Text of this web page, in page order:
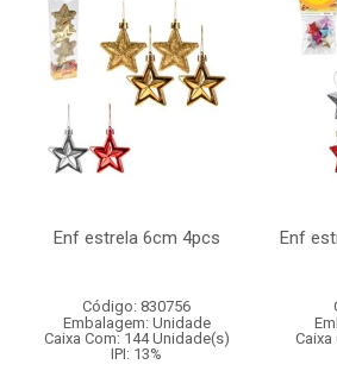
Enf estrela 6cm 4pcs
Código: 830756
Embalagem: Unidade
Caixa Com: 144 Unidade(s)
IPI: 13%
Enf
Caixa